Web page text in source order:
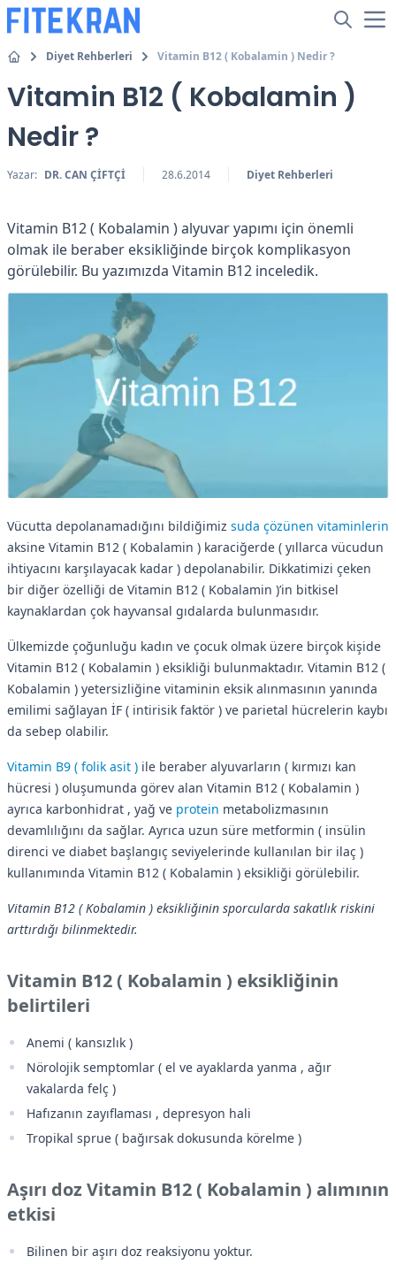
Diyet Rehberleri Vitamin B12 ( Kobalamin ) Nedir ?
Vitamin B12 ( Kobalamin )
Nedir ?
Yazar: DR. CAN ÇİFTÇİ 28.6.2014 Diyet Rehberleri
Vitamin B12 ( Kobalamin ) alyuvar yapımı için önemli
olmak ile beraber eksikliğinde birçok komplikasyon
görülebilir. Bu yazımızda Vitamin B12 inceledik.
Vücutta depolanamadığını bildiğimiz suda çözünen vitaminlerin
aksine Vitamin B12 ( Kobalamin ) karaciğerde ( yıllarca vücudun
ihtiyacını karşılayacak kadar ) depolanabilir. Dikkatimizi çeken
bir diğer özelliği de Vitamin B12 ( Kobalamin )’in bitkisel
kaynaklardan çok hayvansal gıdalarda bulunmasıdır.
Ülkemizde çoğunluğu kadın ve çocuk olmak üzere birçok kişide
Vitamin B12 ( Kobalamin ) eksikliği bulunmaktadır. Vitamin B12 (
Kobalamin ) yetersizliğine vitaminin eksik alınmasının yanında
emilimi sağlayan İF ( intirisik faktör ) ve parietal hücrelerin kaybı
da sebep olabilir.
Vitamin B9 ( folik asit ) ile beraber alyuvarların ( kırmızı kan
hücresi ) oluşumunda görev alan Vitamin B12 ( Kobalamin )
ayrıca karbonhidrat , yağ ve protein metabolizmasının
devamlılığını da sağlar. Ayrıca uzun süre metformin ( insülin
direnci ve diabet başlangıç seviyelerinde kullanılan bir ilaç )
kullanımında Vitamin B12 ( Kobalamin ) eksikliği görülebilir.
Vitamin B12 ( Kobalamin ) eksikliğinin sporcularda sakatlık riskini
arttırdığı bilinmektedir.
Vitamin B12 ( Kobalamin ) eksikliğinin
belirtileri
Anemi ( kansızlık )
Nörolojik semptomlar ( el ve ayaklarda yanma , ağır
vakalarda felç )
Hafızanın zayıflaması , depresyon hali
Tropikal sprue ( bağırsak dokusunda körelme )
Aşırı doz Vitamin B12 ( Kobalamin ) alımının
etkisi
Bilinen bir aşırı doz reaksiyonu yoktur.